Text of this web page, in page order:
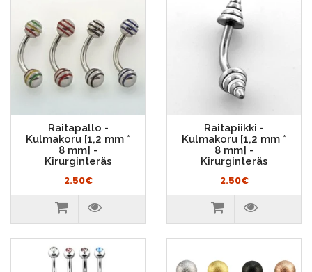
Raitapallo -
Kulmakoru [1,2 mm *
8 mm] -
Kirurginteräs
2.50€
Raitapiikki -
Kulmakoru [1,2 mm *
8 mm] -
Kirurginteräs
2.50€